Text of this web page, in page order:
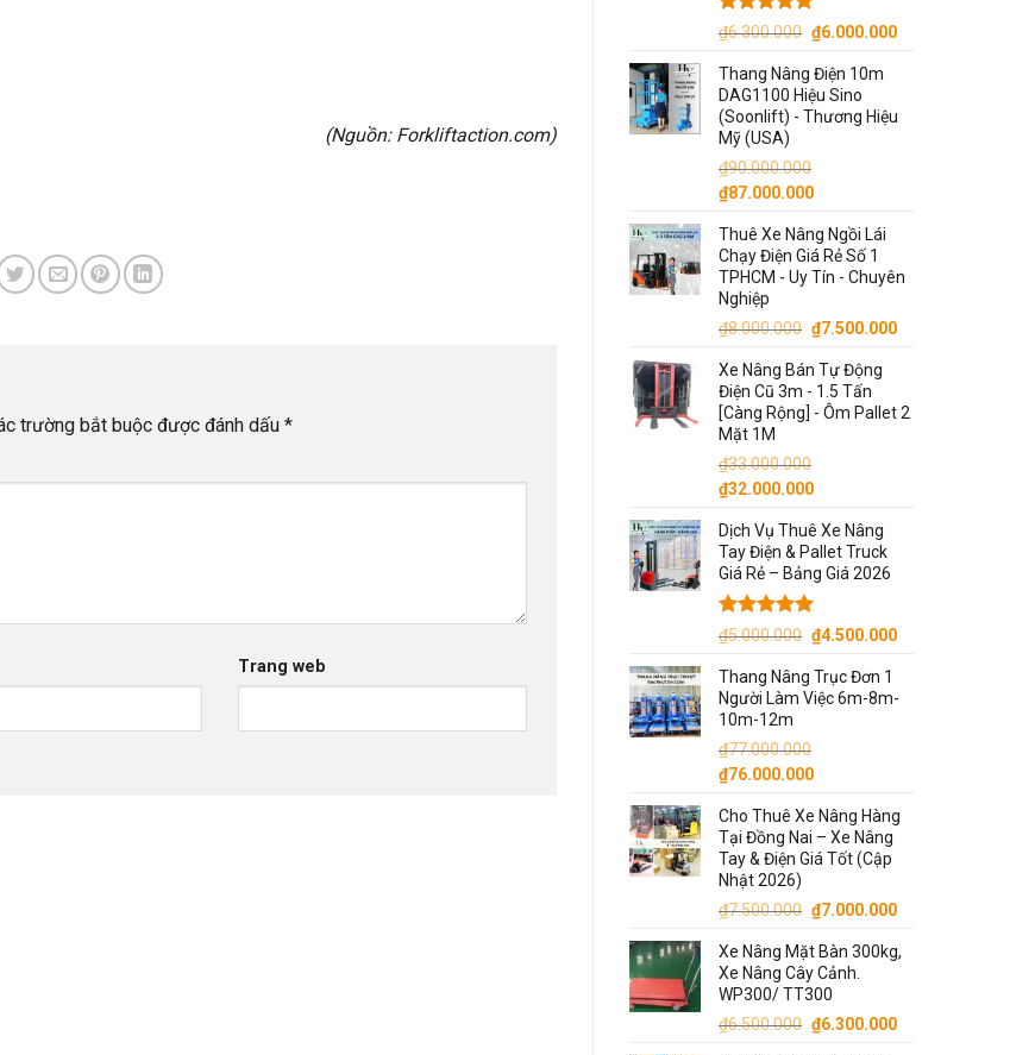
(Nguồn: Forkliftaction.com)
trường bắt buộc được đánh dấu *
Trang web
Được xếp
5 sao
₫6.300.000 Giá
là:
₫6.300.000.
₫6.000.000Giá
₫6.000.000.
Thang Nâng Điện 10m
DAG1100 Hiệu Sino
(Soonlift) - Thương Hiệu
Mỹ (USA)
₫90.000.000
Giá
là:
₫90.000.000.
₫87.000.000Giá
tại
là:
₫87.000.000.
Thuê Xe Nâng Ngồi Lái
Chạy Điện Giá Rẻ Số 1
TPHCM - Uy Tín - Chuyên
Nghiệp
₫8.000.000 Giá
là:
₫8.000.000.
₫7.500.000Giá
là:
₫7.500.000.
Xe Nâng Bán Tự Động
Điện Cũ 3m - 1.5 Tấn
[Càng Rộng] - Ôm Pallet 2
Mặt 1M
₫33.000.000
Giá
là:
₫33.000.000.
₫32.000.000Giá
tại
là:
₫32.000.000.
Dịch Vụ Thuê Xe Nâng
Tay Điện & Pallet Truck
Giá Rẻ – Bảng Giá 2026
Được xếp
5 sao
₫5.000.000 Giá
là:
₫5.000.000.
₫4.500.000Giá
là:
Thang Nâng Trục Đơn 1
Người Làm Việc 6m-8m-
10m-12m
₫77.000.000
Giá
là:
₫77.000.000.
₫76.000.000Giá
tại
là:
₫76.000.000.
Cho Thuê Xe Nâng Hàng
Tại Đồng Nai – Xe Nâng
Tay & Điện Giá Tốt (Cập
Nhật 2026)
₫7.500.000 Giá
là:
₫7.500.000.
₫7.000.000Giá
tại
Xe Nâng Mặt Bàn 300kg,
Xe Nâng Cây Cảnh.
WP300/ TT300
₫6.500.000 Giá
₫6.300.000Giá